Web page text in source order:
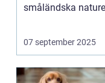
småländska
07 september 2025